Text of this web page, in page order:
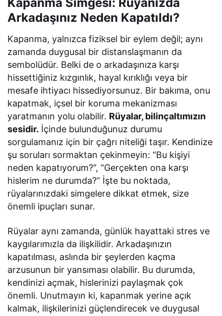
Arkadaşınız Neden Kapatıldı?
Kapanma, yalnızca fiziksel bir eylem değil; aynı
zamanda duygusal bir distanslaşmanın da
sembolüdür. Belki de o arkadaşınıza karşı
hissettiğiniz kızgınlık, hayal kırıklığı veya bir
mesafe ihtiyacı hissediyorsunuz. Bir bakıma, onu
kapatmak, içsel bir koruma mekanizması
yaratmanın yolu olabilir. Rüyalar, bilinçaltımızın
sesidir. İçinde bulunduğunuz durumu
sorgulamanız için bir çağrı niteliği taşır. Kendinize
şu soruları sormaktan çekinmeyin: “Bu kişiyi
neden kapatıyorum?”, “Gerçekten ona karşı
hislerim ne durumda?” İşte bu noktada,
rüyalarınızdaki simgelere dikkat etmek, size
önemli ipuçları sunar.
Rüyalar aynı zamanda, günlük hayattaki stres ve
kaygılarımızla da ilişkilidir. Arkadaşınızın
kapatılması, aslında bir şeylerden kaçma
arzusunun bir yansıması olabilir. Bu durumda,
kendinizi açmak, hislerinizi paylaşmak çok
önemli. Unutmayın ki, kapanmak yerine açık
kalmak, ilişkilerinizi güçlendirecek ve duygusal